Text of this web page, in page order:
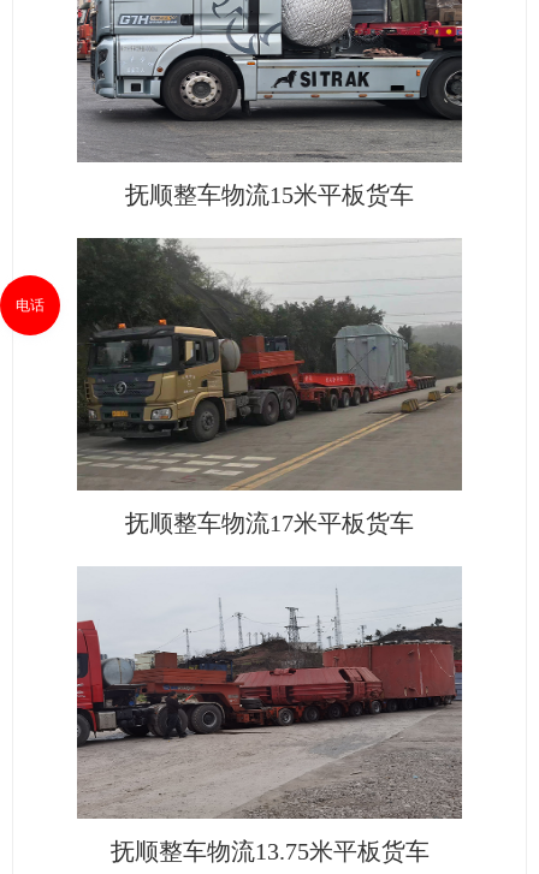
抚顺整车物流15米平板货车
抚顺整车物流17米平板货车
抚顺整车物流13.75米平板货车
电话